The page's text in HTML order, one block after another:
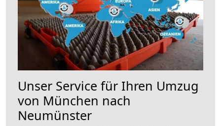
Unser Service für Ihren Umzug
von München nach
Neumünster